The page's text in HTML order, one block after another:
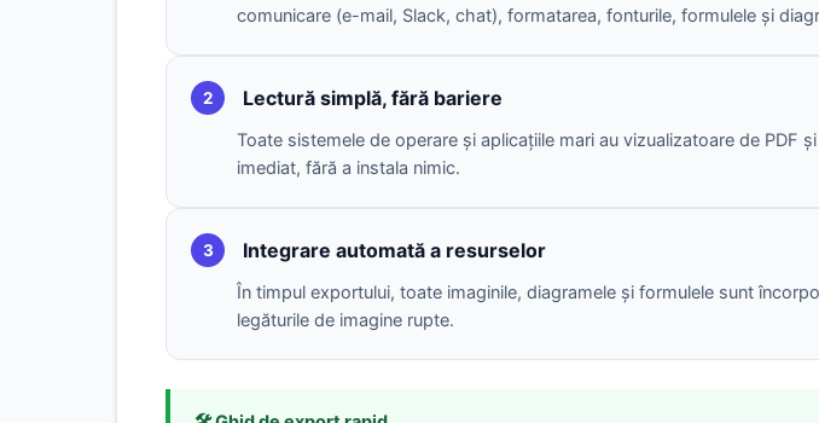
comunicare (e-mail, Slack, chat), formatarea, fonturile, formulele și
2 Lectură simplă, fără bariere
Toate sistemele de operare și aplicațiile mari au vizualizatoare de
imediat, fără a instala nimic.
3 Integrare automată a resurselor
În timpul exportului, toate imaginile, diagramele și formulele sunt
legăturile de imagine rupte.